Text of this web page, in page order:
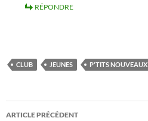
RÉPONDRE
CLUB JEUNES P'TITS NOUVEAUX
Navigation
ARTICLE PRÉCÉDENT